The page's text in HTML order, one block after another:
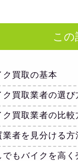
この
ク買取の基本
ク買取業者の選び
ク買取業者の比較
業者を見分ける方
でもバイクを高く